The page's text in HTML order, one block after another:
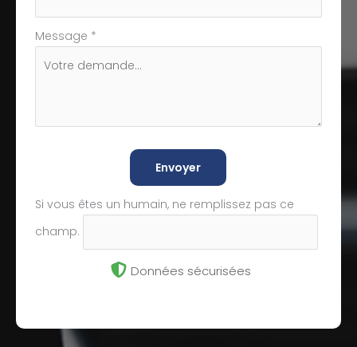
Message *
Envoyer
Si vous êtes un humain, ne remplissez pas ce
champ.
Données sécurisées